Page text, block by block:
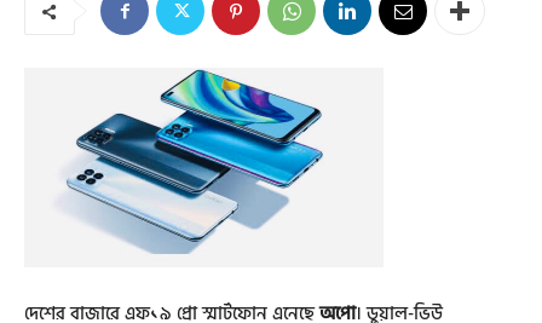
দেশের বাজারে এফ১৯ প্রো স্মার্টফোন এনেছেঅপো। ডুয়াল-ভিউ